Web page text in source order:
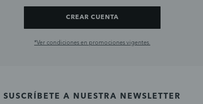
CREAR CUENTA
*Ver condiciones en promociones vigentes.
SUSCRÍBETE A NUESTRA NEWSLETTER